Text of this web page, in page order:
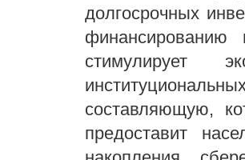
долгосрочных
финансированию
стимулирует
составляющую,
предоставит